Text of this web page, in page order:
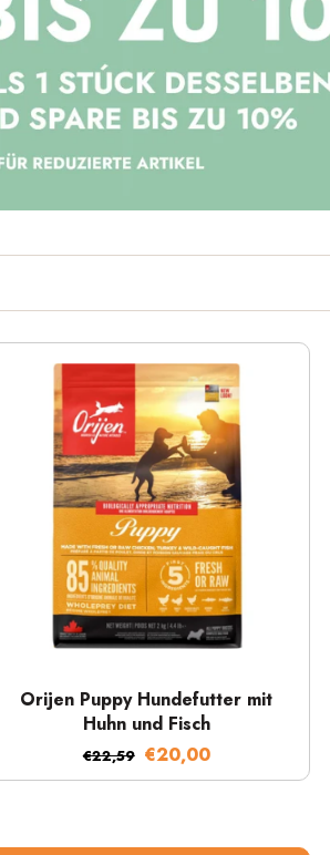
Orijen Puppy Hundefutter mit
Huhn und Fisch
€22,59 €20,00